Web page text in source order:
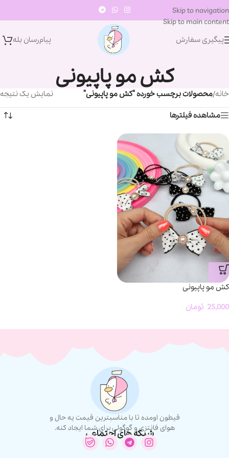
Skip to navigation
Skip to main content
پیگیری سفارش
پیام‌رسان‌ بله
کش مو پاپیونی
خانه/محصولات برچسب خورده “کش مو پاپیونی” نمایش یک نتیجه
مشاهده فیلترها
کش مو پاپیونی
25,000 تومان
قیطون اومده تا با مناسبترین قیمت یه حال و
هوای فانتزی و گوگولی برای شما ایجاد کنه.
شبکه های اجتماعی